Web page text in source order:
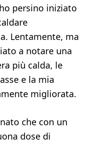
persino iniziato
Lentamente, ma
a notare una
più calda, le
e la mia
migliorata.
che con un
dose di